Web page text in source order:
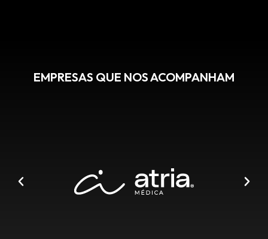
EMPRESAS QUE NOS ACOMPANHAM